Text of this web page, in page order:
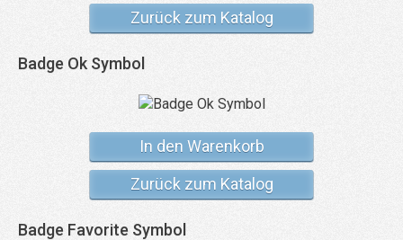
Zurück zum Katalog
Badge Ok Symbol
In den Warenkorb
Zurück zum Katalog
Badge Favorite Symbol